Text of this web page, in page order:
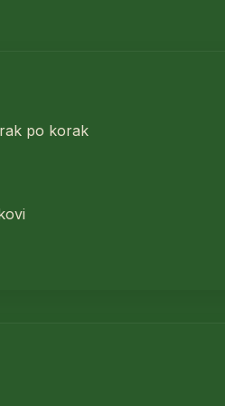
po korak